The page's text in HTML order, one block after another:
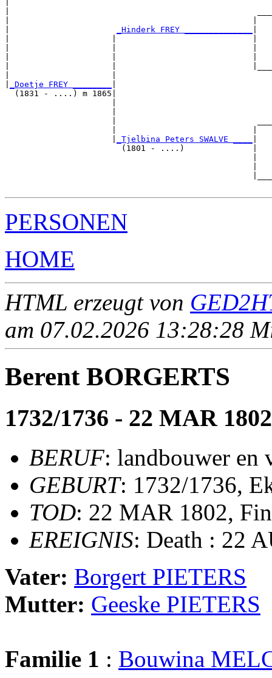
_Hinderk FREY ______________
_Doetje FREY ________
  (1831 - ....) m 1865|
_Tjelbina Peters SWALVE ____
                        (1801 - ....)              |
PERSONEN
HOME
HTML erzeugt von
am 07.02.2026 13:28:28
Berent BORGERTS
1732/1736 - 22 MAR 1802
BERUF: landbouwer en
GEBURT: 1732/1736,
TOD: 22 MAR 1802,
EREIGNIS: Death : 22
Vater: Borgert PIETERS
Mutter: Geeske PIETERS
Familie 1 : Bouwina